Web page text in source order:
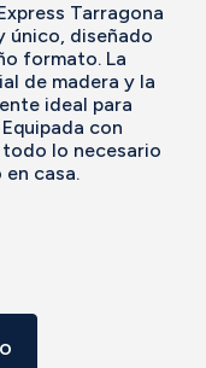
Tarragona
único, diseñado
formato. La
de madera y la
ideal para
con
lo necesario
casa.